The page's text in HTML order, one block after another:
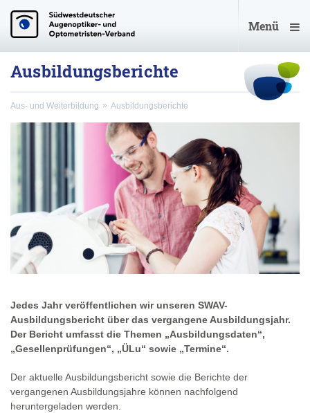
Menü
Ausbildungsberichte
Aus- und Weiterbildung Ausbildungsberichte
Jedes Jahr veröffentlichen wir unseren SWAV-
Ausbildungsbericht über das vergangene Ausbildungsjahr.
Der Bericht umfasst die Themen „Ausbildungsdaten“,
„Gesellenprüfungen“, „ÜLu“ sowie „Termine“.
Der aktuelle Ausbildungsbericht sowie die Berichte der
vergangenen Ausbildungsjahre können nachfolgend
heruntergeladen werden.